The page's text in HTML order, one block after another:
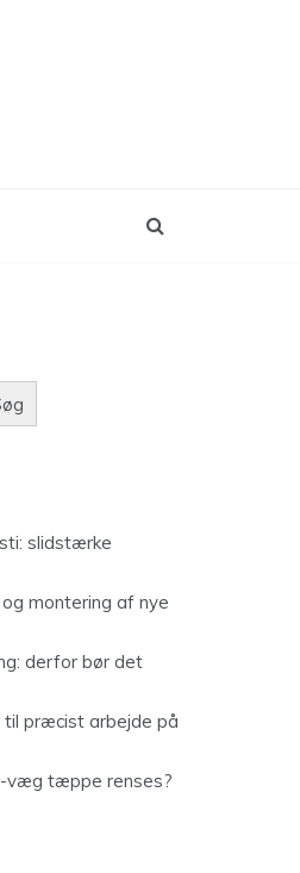
slidstærke
montering af nye
derfor bør det
til præcist arbejde på
væg tæppe renses?